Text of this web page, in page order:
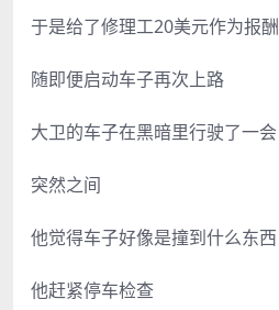
于是给了修理工20美元作为报酬
随即便启动车子再次上路
大卫的车子在黑暗里行驶了一会
突然之间
他觉得车子好像是撞到什么东西
他赶紧停车检查